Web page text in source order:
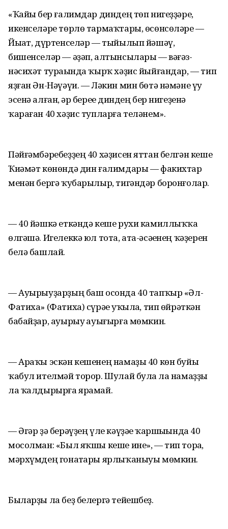
«Ҡайһы бер ғалимдар диндең төп нигеҙҙәре,
икенселәре төрлө тармаҡтары, өсөнсөләре —
Йыһат, дүртенселәр — тыйылып йәшәү,
бишенселәр — әҙәп, алтынсылары — вәғәз-
нәсихәт тураһында ҡырҡ хәҙис йыйғандар, — тип
яҙған Ән-Нәүәүи. — Ләкин мин бөтә нәмәне үу
эсенә алған, һәр береһе диндең бер нигеҙенә
ҡараған 40 хәҙис тупларға теләнем».
Пәйғәмбәребеҙҙең 40 хәҙисен яттан белгән кеше
Ҡиәмәт көнөндә дин ғалимдары — факихтар
менән бергә ҡубарылыр, тигәндәр боронғолар.
— 40 йәшкә еткәндә кеше рухи камиллыҡҡа
өлгәшә. Игелеккә юл тота, ата-әсәһенең ҡәҙерен
белә башлай.
— Ауырыуҙарҙың баш осонда 40 тапҡыр «Әл-
Фатиха» (Фатиха) сүрәһе уҡылһа, тип өйрәткән
бабайҙар, ауырыу һауығырға мөмкин.
— Араҡы эскән кешенең намаҙы 40 көн буйы
ҡабул ителмәй торор. Шулай булһа ла намаҙҙы
ла ҡалдырырға ярамай.
— Әгәр ҙә берәүҙең үле кәүҙәһе ҡаршыһында 40
мосолман: «Был яҡшы кеше ине», — тип торһа,
мәрхүмдең гонаһтары ярлыҡаныуы мөмкин.
Быларҙы ла беҙ белергә тейешбеҙ.